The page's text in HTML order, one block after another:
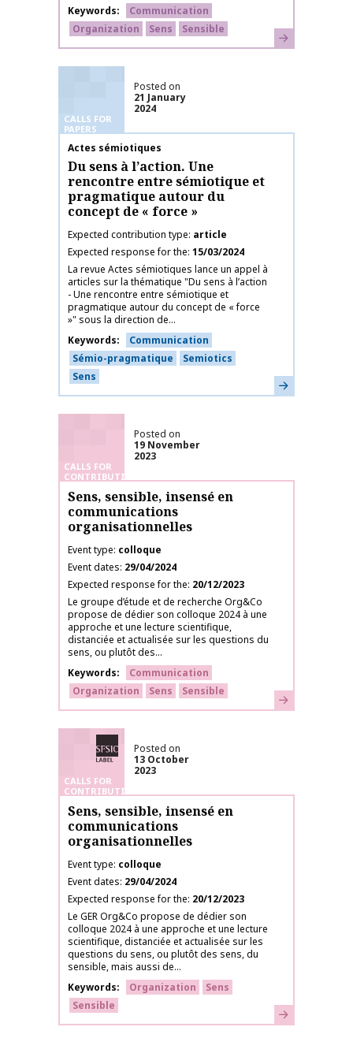
Keywords
Communication
Organization
Sens Sensible Learn more
CALLS FOR
PAPERS
Posted on
21 January
2024
Publication name
Actes sémiotiques
Du sens à l’action. Une
rencontre entre sémiotique et
pragmatique autour du
concept de « force »
Expected contribution type article
Expected response for the 15/03/2024
La revue Actes sémiotiques lance un appel à
articles sur la thématique "Du sens à l’action
- Une rencontre entre sémiotique et
pragmatique autour du concept de « force
»" sous la direction de...
Keywords
Communication
Sémio-pragmatique
Semiotics
Sens
Learn more
CALLS FOR
CONTRIBUTIONS
Posted on
19 November
2023
Sens, sensible, insensé en
communications
organisationnelles
Event type colloque
Event dates 29/04/2024
Expected response for the 20/12/2023
Le groupe d’étude et de recherche Org&Co
propose de dédier son colloque 2024 à une
approche et une lecture scientifique,
distanciée et actualisée sur les questions du
sens, ou plutôt des...
Keywords
Communication
Organization
Sens Sensible Learn more
SFSIC labelled
CALLS FOR
CONTRIBUTIONS
Posted on
13 October
2023
Sens, sensible, insensé en
communications
organisationnelles
Event type colloque
Event dates 29/04/2024
Expected response for the 20/12/2023
Le GER Org&Co propose de dédier son
colloque 2024 à une approche et une lecture
scientifique, distanciée et actualisée sur les
questions du sens, ou plutôt des sens, du
sensible, mais aussi de...
Keywords
Organization
Sens
Sensible
Learn more